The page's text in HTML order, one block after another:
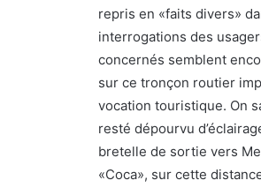
repris en «faits divers»
interrogations des
concernés semblent
sur ce tronçon routier
vocation touristique. On
resté dépourvu
bretelle de sortie vers
«Coca», sur cette